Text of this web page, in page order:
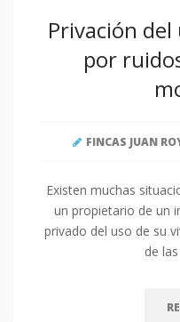
Privación del
por
FINCAS JUAN
Existen muchas
un propietario de un
privado del uso de su
de